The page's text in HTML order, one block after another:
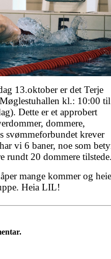
13.oktober er det Terje
kl.: 10:00 til
Dette er et approbert
dommere,
svømmeforbundet krever
vi 6 baner, noe som
rundt 20 dommere
mange kommer og
Heia LIL!